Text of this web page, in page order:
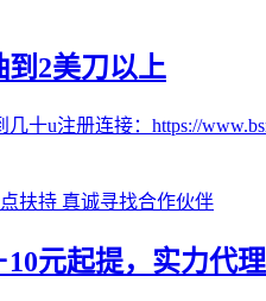
2美刀以上
u注册连接：https://
元起提，实力代